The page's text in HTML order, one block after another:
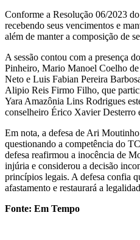
Conforme a Resolução 06/2023
recebendo seus vencimentos e
além de manter a composição de
A sessão contou com a presença
Pinheiro, Mario Manoel Coelho
Neto e Luis Fabian Pereira
Alipio Reis Firmo Filho, que
Yara Amazônia Lins Rodrigues
conselheiro Érico Xavier Desterro
Em nota, a defesa de Ari
questionando a competência do
defesa reafirmou a inocência de
injúria e considerou a decisão
princípios legais. A defesa confia
afastamento e restaurará a
Fonte: Em Tempo